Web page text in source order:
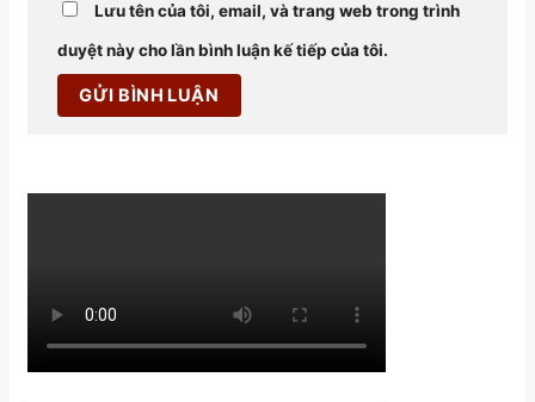
Lưu tên của tôi, email, và trang web trong trình
duyệt này cho lần bình luận kế tiếp của tôi.